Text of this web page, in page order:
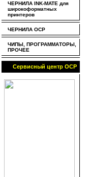
ЧЕРНИЛА INK-MATE для
широкоформатных
принтеров
ЧЕРНИЛА OCP
ЧИПЫ, ПРОГРАММАТОРЫ,
ПРОЧЕЕ
Сервисный центр OCP